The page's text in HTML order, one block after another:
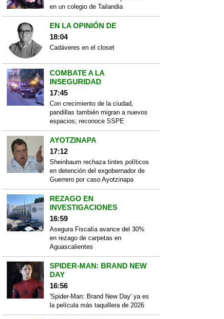
en un colegio de Tailandia
EN LA OPINIÓN DE
18:04
Cadáveres en el closet
COMBATE A LA
INSEGURIDAD
17:45
Con crecimiento de la ciudad,
pandillas también migran a nuevos
espacios; reconoce SSPE
AYOTZINAPA
17:12
Sheinbaum rechaza tintes políticos
en detención del exgobernador de
Guerrero por caso Ayotzinapa
REZAGO EN
INVESTIGACIONES
16:59
Asegura Fiscalía avance del 30%
en rezago de carpetas en
Aguascalientes
SPIDER-MAN: BRAND NEW
DAY
16:56
'Spider-Man: Brand New Day' ya es
la película más taquillera de 2026